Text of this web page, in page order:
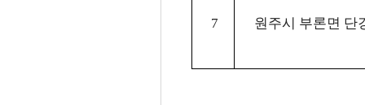
7 원주시 부론면 단